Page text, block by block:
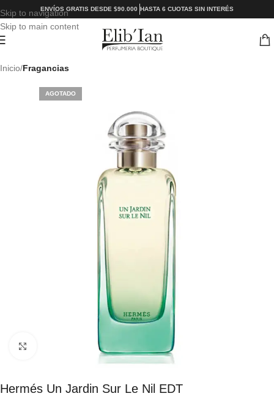
Skip to navigation
Skip to main content
ENVÍOS GRATIS DESDE $90.000 HASTA 6 CUOTAS SIN INTERÉS
Inicio Fragancias
AGOTADO
Hermés Un Jardin Sur Le Nil EDT